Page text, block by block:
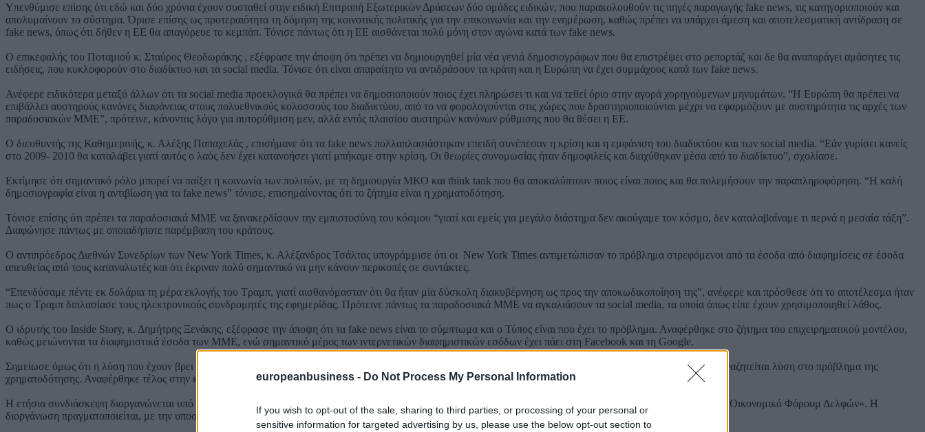
europeanbusiness - Do Not Process My Personal Information
If you wish to opt-out of the sale, sharing to third parties, or processing of your personal or
sensitive information for targeted advertising by us, please use the below opt-out section to
Υπενθύμισε επίσης ότι εδώ και δύο χρόνια έχουν συσταθεί στην ειδική Επιτροπή Εξωτερικών Δράσεων δύο ομάδες ειδικών, που παρακολουθούν τις πηγές παραγωγής fake news, τις κατηγοριοποιούν και
απολυμαίνουν το σύστημα. Όρισε επίσης ως προτεραιότητα τη δόμηση της κοινοτικής πολιτικής για την επικοινωνία και την ενημέρωση, καθώς πρέπει να υπάρχει άμεση και αποτελεσματική αντίδραση σε
fake news, όπως ότι δήθεν η ΕΕ θα απαγόρευε το κεμπάπ. Τόνισε πάντως ότι η ΕΕ αισθάνεται πολύ μόνη στον αγώνα κατά των fake news.
Ο επικεφαλής του Ποταμιού κ. Σταύρος Θεοδωράκης , εξέφρασε την άποψη ότι πρέπει να δημιουργηθεί μία νέα γενιά δημοσιογράφων που θα επιστρέψει στο ρεπορτάζ και δε θα αναπαράγει αμάσητες τις
ειδήσεις, που κυκλοφορούν στο διαδίκτυο και τα social media. Τόνισε ότι είναι απαραίτητο να αντιδράσουν τα κράτη και η Ευρώπη να έχει συμμάχους κατά των fake news.
Ανέφερε ειδικότερα μεταξύ άλλων ότι τα social media προεκλογικά θα πρέπει να δημοσιοποιούν ποιος έχει πληρώσει τι και να τεθεί όριο στην αγορά χορηγούμενων μηνυμάτων. “Η Ευρώπη θα πρέπει να
επιβάλλει αυστηρούς κανόνες διαφάνειας στους πολυεθνικούς κολοσσούς του διαδικτύου, από το να φορολογούνται στις χώρες που δραστηριοποιούνται μέχρι να εφαρμόζουν με αυστηρότητα τις αρχές των
παραδοσιακών ΜΜΕ”, πρότεινε, κάνοντας λόγο για αυτορύθμιση μεν, αλλά εντός πλαισίου αυστηρών κανόνων ρύθμισης που θα θέσει η ΕΕ.
Ο διευθυντής της Καθημερινής, κ. Αλέξης Παπαχελάς , επισήμανε ότι τα fake news πολλαπλασιάστηκαν επειδή συνέπεσαν η κρίση και η εμφάνιση του διαδικτύου και των social media. “Εάν γυρίσει κανείς
στο 2009- 2010 θα καταλάβει γιατί αυτός ο λαός δεν έχει κατανοήσει γιατί μπήκαμε στην κρίση. Οι θεωρίες συνομωσίας ήταν δημοφιλείς και διαχύθηκαν μέσα από το διαδίκτυο”, σχολίασε.
Εκτίμησε ότι σημαντικό ρόλο μπορεί να παίξει η κοινωνία των πολιτών, με τη δημιουργία ΜΚΟ και think tank που θα αποκαλύπτουν ποιος είναι ποιος και θα πολεμήσουν την παραπληροφόρηση. “Η καλή
δημοσιογραφία είναι η αντιβίωση για τα fake news” τόνισε, επισημαίνοντας ότι το ζήτημα είναι η χρηματοδότηση.
Τόνισε επίσης ότι πρέπει τα παραδοσιακά ΜΜΕ να ξανακερδίσουν την εμπιστοσύνη του κόσμου “γιατί και εμείς για μεγάλο διάστημα δεν ακούγαμε τον κόσμο, δεν καταλαβαίναμε τι περνά η μεσαία τάξη”.
Διαφώνησε πάντως με οποιαδήποτε παρέμβαση του κράτους.
Ο αντιπρόεδρος Διεθνών Συνεδρίων των New York Times, κ. Αλέξανδρος Τσάλτας υπογράμμισε ότι οι New York Times αντιμετώπισαν το πρόβλημα στρεφόμενοι από τα έσοδα από διαφημίσεις σε έσοδα
απευθείας από τους καταναλωτές και ότι έκριναν πολύ σημαντικό να μην κάνουν περικοπές σε συντάκτες.
“Επενδύσαμε πέντε εκ δολάρια τη μέρα εκλογής του Τραμπ, γιατί αισθανόμασταν ότι θα ήταν μία δύσκολη διακυβέρνηση ως προς την αποκωδικοποίηση της”, ανέφερε και πρόσθεσε ότι το αποτέλεσμα ήταν
πως ο Τραμπ διπλασίασε τους ηλεκτρονικούς συνδρομητές της εφημερίδας. Πρότεινε πάντως τα παραδοσιακά ΜΜΕ να αγκαλιάσουν τα social media, τα οποία όπως είπε έχουν χρησιμοποιηθεί λάθος.
Ο ιδρυτής του Inside Story, κ. Δημήτρης Ξενάκης, εξέφρασε την άποψη ότι τα fake news είναι το σύμπτωμα και ο Τύπος είναι που έχει το πρόβλημα. Αναφέρθηκε στο ζήτημα του επιχειρηματικού μοντέλου,
καθώς μειώνονται τα διαφημιστικά έσοδα των ΜΜΕ, ενώ σημαντικό μέρος των ιντερνετικών διαφημιστικών εσόδων έχει πάει στη Facebook και τη Google.
Σημείωσε όμως ότι η λύση που έχουν βρει οι New York Times, δηλαδή η συνδρομή των αναγνωστών, δε λειτουργεί σε όλες τις περιπτώσεις, άρα εξακολουθεί να αναζητείται λύση στο πρόβλημα της
χρηματοδότησης. Αναφέρθηκε τέλος στην κρίση εμπιστοσύνης στα ΜΜΕ.
Η ετήσια συνδιάσκεψη διοργανώνεται υπό την αιγίδα της Α.Ε Προέδρου της Δημοκρατίας κ. Προκοπίου Παυλόπουλου από την αστική, μη κερδοσκοπική εταιρεία «Οικονομικό Φόρουμ Δελφών». Η
διοργάνωση πραγματοποιείται, με την υποστήριξη της Περιφέρειας Στερεάς Ελλάδας και του Δήμου Δελφών.